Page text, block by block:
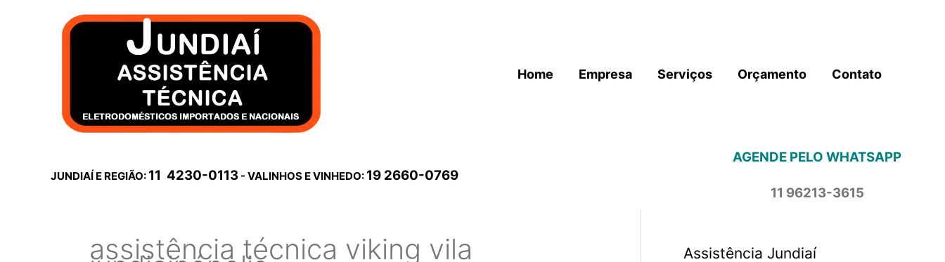
Home Empresa Serviços Orçamento Contato
JUNDIAÍ E REGIÃO: 11 4230-0113 - VALINHOS E VINHEDO: 19 2660-0769
AGENDE PELO WHATSAPP
11 96213-3615
assistência técnica viking vila Assistência Jundiaí